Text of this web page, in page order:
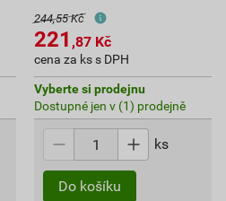
244,55 Kč
221 ,87 Kč
cena za ks s DPH
Vyberte si prodejnu
Dostupné jen v (1) prodejně
ks
Do košíku